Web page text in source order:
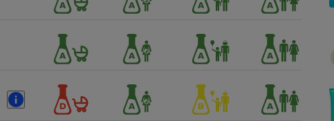
Appareil photo
numérique
Électricité - Gaz